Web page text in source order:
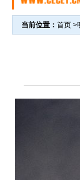
当前位置： 首页 >